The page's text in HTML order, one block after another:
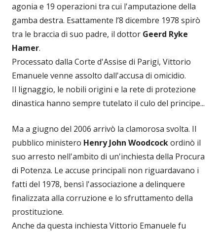
agonia e 19 operazioni tra cui l'amputazione della
gamba destra. Esattamente l’8 dicembre 1978 spirò
tra le braccia di suo padre, il dottor Geerd Ryke
Hamer.
Processato dalla Corte d'Assise di Parigi, Vittorio
Emanuele venne assolto dall'accusa di omicidio.
Il lignaggio, le nobili origini e la rete di protezione
dinastica hanno sempre tutelato il culo del principe...
Ma a giugno del 2006 arrivò la clamorosa svolta. Il
pubblico ministero Henry John Woodcockordinò il
suo arresto nell'ambito di un'inchiesta della Procura
di Potenza. Le accuse principali non riguardavano i
fatti del 1978, bensì l'associazione a delinquere
finalizzata alla corruzione e lo sfruttamento della
prostituzione.
Anche da questa inchiesta Vittorio Emanuele fu